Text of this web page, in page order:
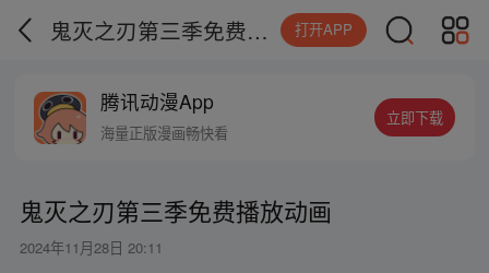
鬼灭之刃第三季免费播放动画 打开APP
腾讯动漫App
海量正版漫画畅快看
立即下载
鬼灭之刃第三季免费播放动画
2024年11月28日 20:11